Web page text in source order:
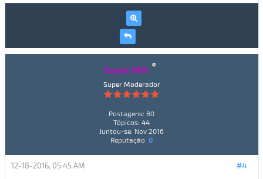
Equipe NOX
Super Moderador
Postagens: 80
Tópicos: 44
Juntou-se: Nov 2016
Reputação: 0
#4
12-18-2016, 05:45 AM